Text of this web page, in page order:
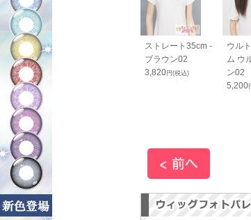
- ブラウ
円(税込)
ストレート35cm -
ブラウン02
3,820円(税込)
ウル
ム ウ
ン02
5,200